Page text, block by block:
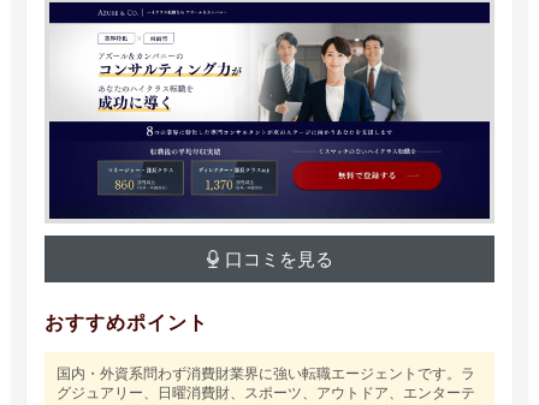
口コミを見る
おすすめポイント
国内・外資系問わず消費財業界に強い転職エージェントです。ラ
グジュアリー、日曜消費財、スポーツ、アウトドア、エンターテ